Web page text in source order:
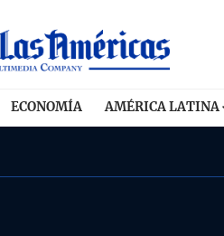
ECONOMÍA AMÉRICA LATINA